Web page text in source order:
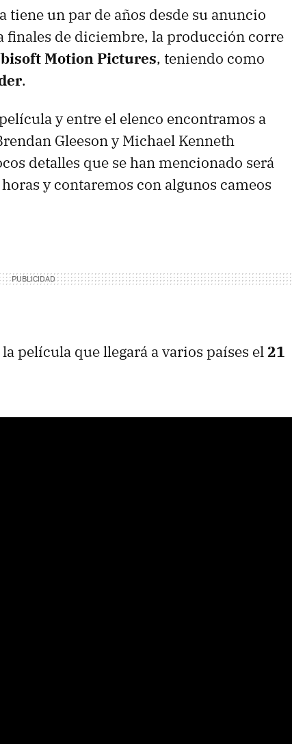
tiene un par de años desde su anuncio
finales de diciembre, la producción corre
Motion Pictures, teniendo como
.
y entre el elenco encontramos a
Gleeson y Michael Kenneth
detalles que se han mencionado será
y contaremos con algunos cameos
película que llegará a varios países el21